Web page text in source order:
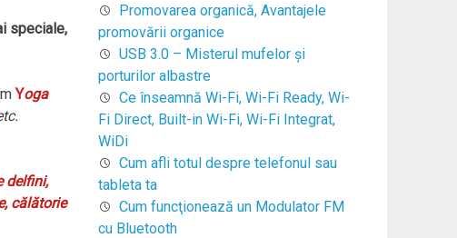
speciale,
Yoga
delfini,
călătorie
Promovarea organică, Avantajele
promovării organice
USB 3.0 – Misterul mufelor şi
porturilor albastre
Ce înseamnă Wi-Fi, Wi-Fi Ready, Wi-
Fi Direct, Built-in Wi-Fi, Wi-Fi Integrat,
WiDi
Cum afli totul despre telefonul sau
tableta ta
Cum funcţionează un Modulator FM
cu Bluetooth